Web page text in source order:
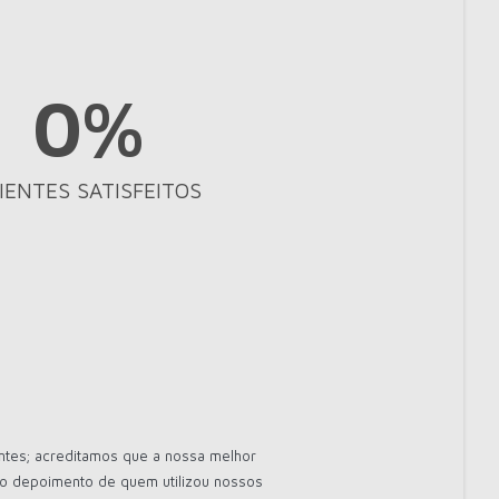
SATISFEITOS
0%
acreditamos que a nossa melhor
depoimento de quem utilizou nossos